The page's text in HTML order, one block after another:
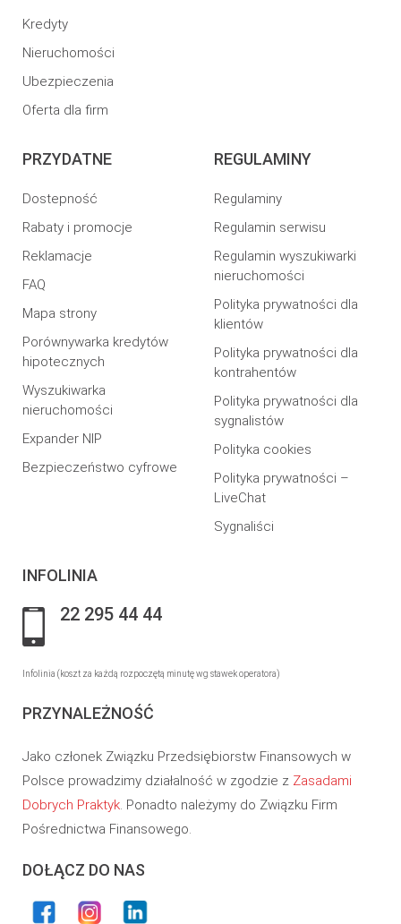
Kredyty
Nieruchomości
Ubezpieczenia
Oferta dla firm
PRZYDATNE
Dostepność
Rabaty i promocje
Reklamacje
FAQ
Mapa strony
Porównywarka kredytów
hipotecznych
Wyszukiwarka
nieruchomości
Expander NIP
Bezpieczeństwo cyfrowe
REGULAMINY
Regulaminy
Regulamin serwisu
Regulamin wyszukiwarki
nieruchomości
Polityka prywatności dla
klientów
Polityka prywatności dla
kontrahentów
Polityka prywatności dla
sygnalistów
Polityka cookies
Polityka prywatności –
LiveChat
Sygnaliści
INFOLINIA
22 295 44 44
Infolinia (koszt za każdą rozpoczętą minutę wg stawek operatora)
PRZYNALEŻNOŚĆ
Jako członek Związku Przedsiębiorstw Finansowych w
Polsce prowadzimy działalność w zgodzie z Zasadami
Dobrych Praktyk. Ponadto należymy do Związku Firm
Pośrednictwa Finansowego.
DOŁĄCZ DO NAS